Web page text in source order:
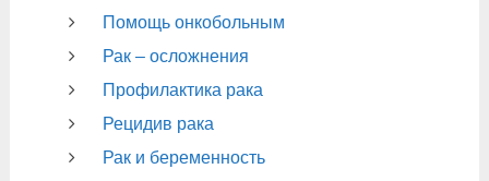
Помощь онкобольным
Рак – осложнения
Профилактика рака
Рецидив рака
Рак и беременность